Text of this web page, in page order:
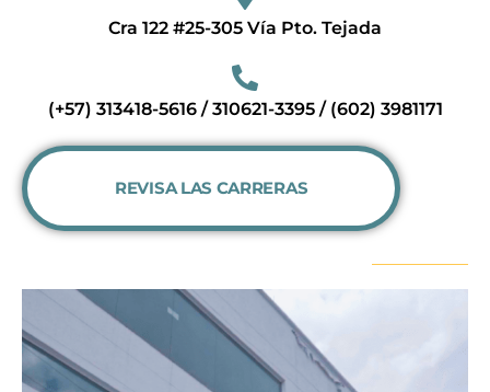
Cra 122 #25-305 Vía Pto. Tejada
(+57) 313418-5616 / 310621-3395 / (602) 3981171
REVISA LAS CARRERAS